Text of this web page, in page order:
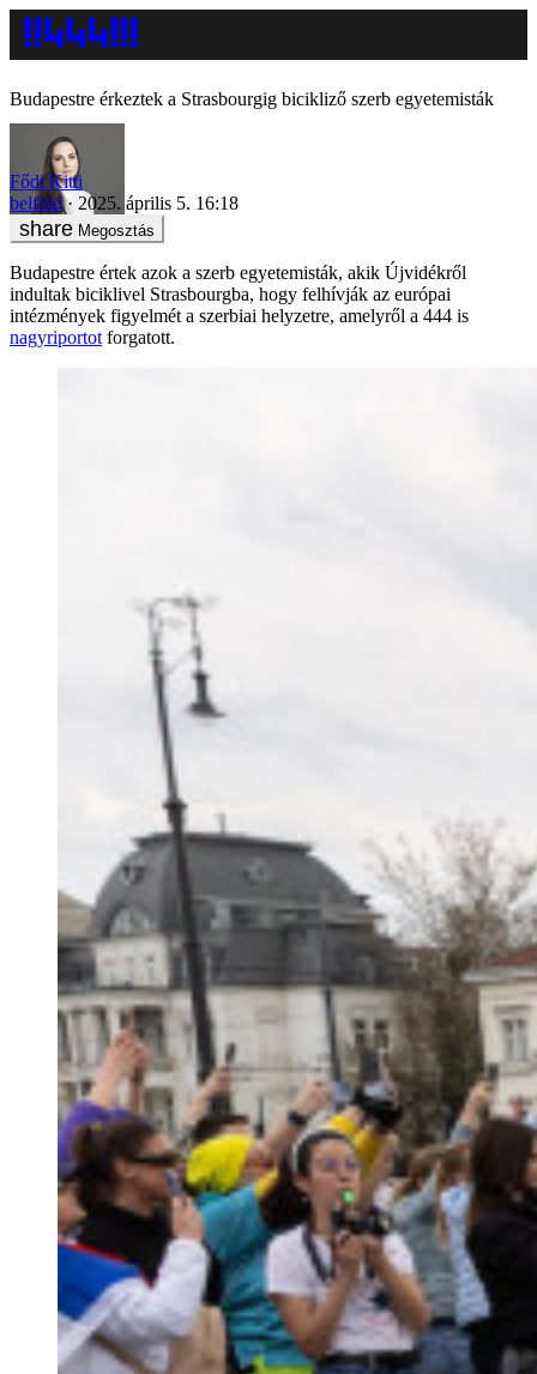
Budapestre érkeztek a Strasbourgig bicikliző szerb egyetemisták
Fődi Kitti
belföld
2025. április 5. 16:18
Megosztás
Budapestre értek azok a szerb egyetemisták, akik Újvidékről
indultak biciklivel Strasbourgba, hogy felhívják az európai
intézmények figyelmét a szerbiai helyzetre, amelyről a 444 is
nagyriportot forgatott.